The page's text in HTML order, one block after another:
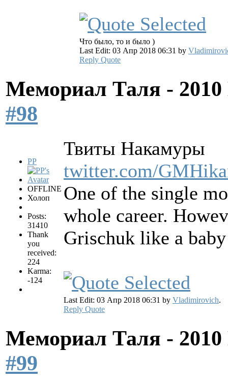
Что было, то и было )
Last Edit: 03 Апр 2018 06:31 by
Reply Quote
Мемориал Таля -
#98
PP
OFFLINE
Холоп
Posts:
31410
Thank
you
received:
224
Karma:
-124
Твиты Накамуры
twitter.com/
One of the single
whole career.
Grischuk like a
Last Edit: 03 Апр 2018 06:31 by Vladimirovich.
Reply Quote
Мемориал Таля -
#99